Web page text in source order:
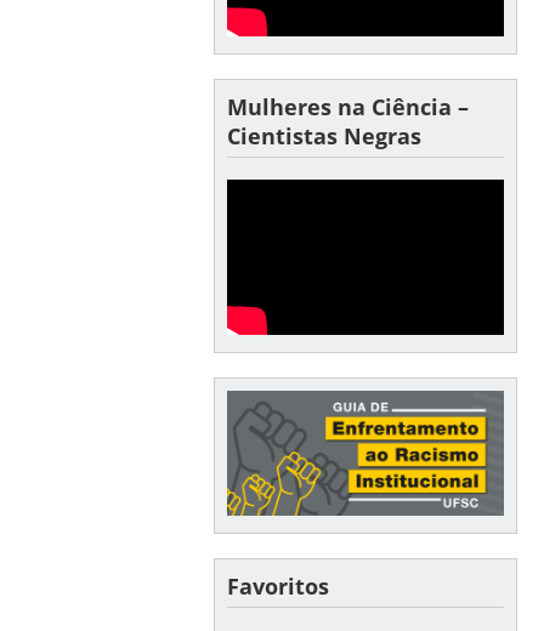
Mulheres na Ciência –
Cientistas Negras
Favoritos